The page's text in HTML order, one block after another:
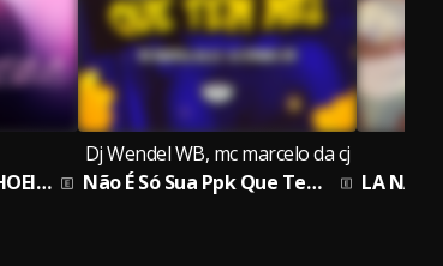
MEGA ORGIA EM CACHOEIRO
Dj Wendel WB, mc marcelo da cj
Não É Só Sua Ppk Que Tem Mel